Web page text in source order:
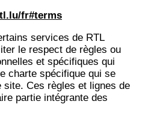
fr#terms
services de RTL
le respect de règles ou
et spécifiques qui
charte spécifique qui se
Ces règles et lignes de
partie intégrante des